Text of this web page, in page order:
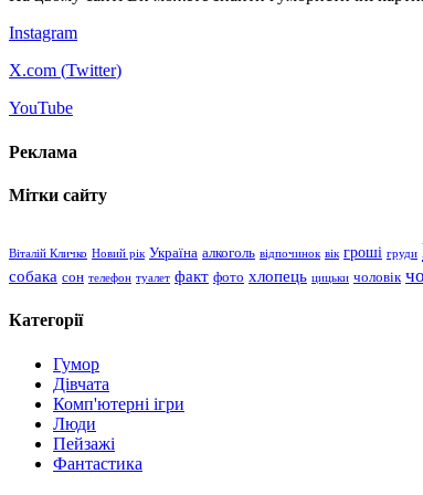
Instagram
X.com (Twitter)
YouTube
Реклама
Мітки сайту
Віталій Кличко Новий рік Україна алкоголь відпочинок вік гроші груди
собака сон телефон туалет факт фото хлопець цицьки чоловік
Категорії
Гумор
Дівчата
Комп'ютерні ігри
Люди
Пейзажі
Фантастика